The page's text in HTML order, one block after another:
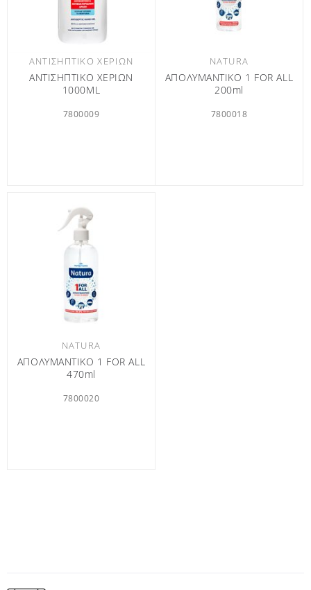
ΑΝΤΙΣΗΠΤΙΚΌ ΧΕΡΙΏΝ
ΑΝΤΙΣΗΠΤΙΚΟ ΧΕΡΙΩΝ
1000ML
7800009
NATURA
ΑΠΟΛΥΜΑΝΤΙΚΟ 1 FOR ALL
200ml
7800018
NATURA
ΑΠΟΛΥΜΑΝΤΙΚΟ 1 FOR ALL
470ml
7800020